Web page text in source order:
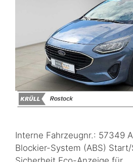
Interne Fahrzeugnr.: 57349
Blockier-System (ABS)